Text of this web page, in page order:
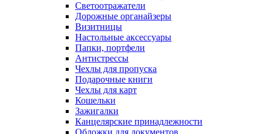
Светоотражатели
Дорожные органайзеры
Визитницы
Настольные аксессуары
Папки, портфели
Антистрессы
Чехлы для пропуска
Подарочные книги
Чехлы для карт
Кошельки
Зажигалки
Канцелярские принадлежности
Обложки для документов